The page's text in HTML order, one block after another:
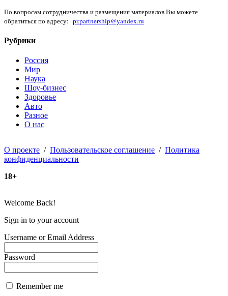
По вопросам сотрудничества и размещения материалов Вы можете
обратиться по адресу: pr.partnership@yandex.ru
Рубрики
Россия
Мир
Наука
Шоу-бизнес
Здоровье
Авто
Разное
О нас
О проекте / Пользовательское соглашение / Политика
конфиденциальности
18+
Welcome Back!
Sign in to your account
Username or Email Address
Password
Remember me